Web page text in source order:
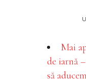
Mai
de iarnă
să